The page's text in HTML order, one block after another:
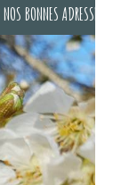
BONNES ADRESSES
BONNES ADRESSES